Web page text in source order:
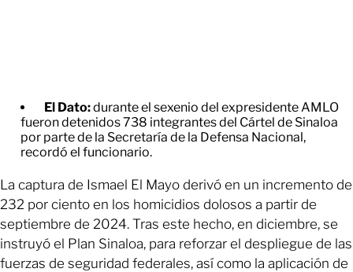
El Dato:durante el sexenio del expresidente AMLO
fueron detenidos 738 integrantes del Cártel de Sinaloa
por parte de la Secretaría de la Defensa Nacional,
recordó el funcionario.
La captura de Ismael El Mayo derivó en un incremento de
232 por ciento en los homicidios dolosos a partir de
septiembre de 2024. Tras este hecho, en diciembre, se
instruyó el Plan Sinaloa, para reforzar el despliegue de las
fuerzas de seguridad federales, así como la aplicación de